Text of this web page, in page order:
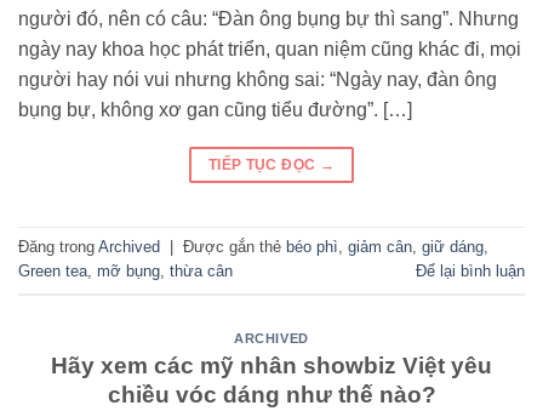
người đó, nên có câu: “Đàn ông bụng bự thì sang”. Nhưng
ngày nay khoa học phát triển, quan niệm cũng khác đi, mọi
người hay nói vui nhưng không sai: “Ngày nay, đàn ông
bụng bự, không xơ gan cũng tiểu đường”. […]
TIẾP TỤC ĐỌC →
Đăng trong Archived Được gắn thẻ béo phì, giảm cân, giữ dáng,
Green tea, mỡ bụng, thừa cân Để lại bình luận
ARCHIVED
Hãy xem các mỹ nhân showbiz Việt yêu
chiều vóc dáng như thế nào?